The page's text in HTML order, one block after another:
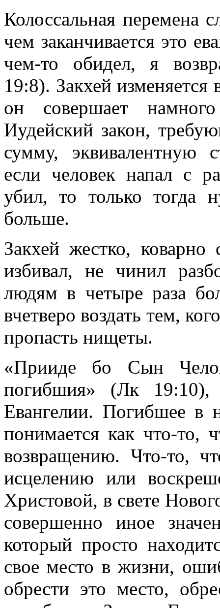
Колоссальная перемена
чем заканчивается это
чем-то обидел, я
19:8). Закхей изменяется
он совершает
Иудейский закон,
сумму, эквивалентную
если человек напал с
убил, то только тогда
больше.
Закхей жестко,
избивал, не чинил
людям в четыре раза
вчетверо воздать тем,
пропасть нищеты.
«Прииде бо Сын
погибшия» (Лк 19:10),
Евангелии. Погибшее в
понимается как что-то,
возвращению. Что-то,
исцелению или
Христовой, в свете
совершенно иное
который просто
свое место в жизни,
обрести это место,